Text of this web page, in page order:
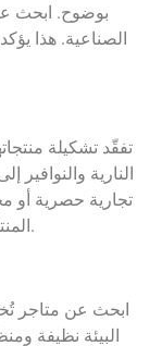
بوضوح. ابحث
الصناعية. هذا
تفقّد تشكيلة
النارية والنوافير
تجارية حصرية أو
المنتجات تعني أنك ستجد ما يُناسب مناسبتك تمامًا.
ابحث عن متاجر
البيئة نظيفة